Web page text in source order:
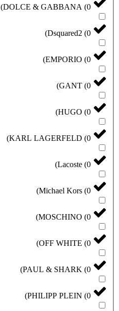
DOLCE & GABBANA (0
)
Dsquared2 (0
)
EMPORIO (0
)
GANT (0
)
HUGO (0
)
KARL LAGERFELD (0
)
Lacoste (0
)
Michael Kors (0
)
MOSCHINO (0
)
OFF WHITE (0
)
PAUL & SHARK (0
)
PHILIPP PLEIN (0
)